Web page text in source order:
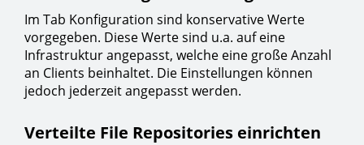
Im Tab Konfiguration sind konservative Werte
vorgegeben. Diese Werte sind u.a. auf eine
Infrastruktur angepasst, welche eine große Anzahl
an Clients beinhaltet. Die Einstellungen können
jedoch jederzeit angepasst werden.
Verteilte File Repositories einrichten